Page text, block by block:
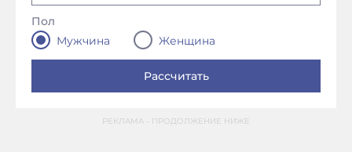
Пол
Мужчина
Женщина
РЕКЛАМА - ПРОДОЛЖЕНИЕ НИЖЕ